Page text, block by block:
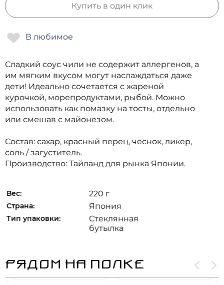
Купить в один клик
Сладкий соус чили не содержит аллергенов, а
им мягким вкусом могут наслаждаться даже
дети! Идеально сочетается с жареной
курочкой, морепродуктами, рыбой. Можно
использовать как помазку на тосты, отдельно
или смешав с майонезом.
Состав: сахар, красный перец, чеснок, ликер,
соль / загуститель.
Производство: Тайланд для рынка Японии.
Вес: 220 г
Страна: Япония
Тип упаковки:
Стеклянная
бутылка
РЯДОМ НА ПОЛКЕ